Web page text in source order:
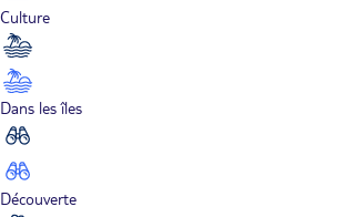
Culture
Dans les îles
Découverte